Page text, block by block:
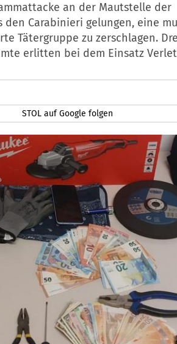
an der Mautstelle der
den Carabinieri gelungen, eine
Tätergruppe zu zerschlagen.
erlitten bei dem Einsatz
STOL auf Google folgen